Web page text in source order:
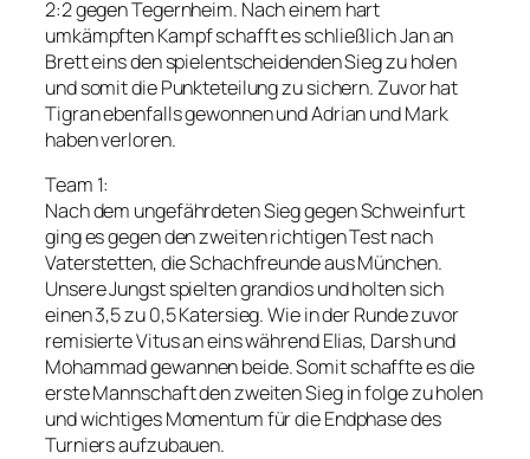
2:2 gegen Tegernheim. Nach einem hart
umkämpften Kampf schafft es schließlich Jan an
Brett eins den spielentscheidenden Sieg zu holen
und somit die Punkteteilung zu sichern. Zuvor hat
Tigran ebenfalls gewonnen und Adrian und Mark
haben verloren.
Team 1:
Nach dem ungefährdeten Sieg gegen Schweinfurt
ging es gegen den zweiten richtigen Test nach
Vaterstetten, die Schachfreunde aus München.
Unsere Jungst spielten grandios und holten sich
einen 3,5 zu 0,5 Katersieg. Wie in der Runde zuvor
remisierte Vitus an eins während Elias, Darsh und
Mohammad gewannen beide. Somit schaffte es die
erste Mannschaft den zweiten Sieg in folge zu holen
und wichtiges Momentum für die Endphase des
Turniers aufzubauen.